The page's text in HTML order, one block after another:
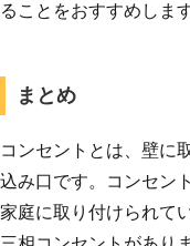
ることをおすすめします
まとめ
コンセントとは、壁に
込み口です。コンセン
家庭に取り付けられて